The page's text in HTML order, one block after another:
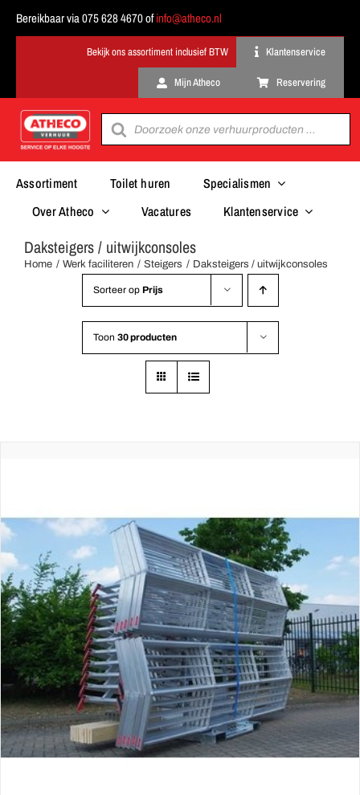
Bereikbaar via 075 628 4670 ofinfo@atheco.nl
Klantenservice
Mijn Atheco Reservering
Producten
zoeken
Assortiment Toilet huren
Specialismen
Over Atheco
Vacatures Klantenservice
Daksteigers / uitwijkconsoles
Home Werk faciliteren Steigers Daksteigers / uitwijkconsoles
Sorteer op Prijs
Toon 30 producten